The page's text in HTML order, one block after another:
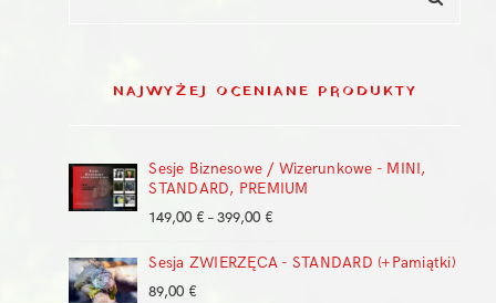
NAJWYŻEJ OCENIANE PRODUKTY
Sesje Biznesowe / Wizerunkowe - MINI,
STANDARD, PREMIUM
149,00 € – 399,00 €
od
Sesja ZWIERZĘCA - STANDARD (+Pamiątki)
89,00 €